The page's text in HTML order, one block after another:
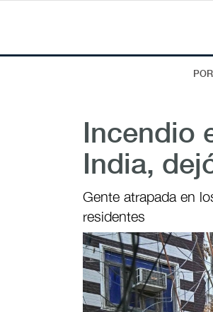
Incendio
India,
Gente atrapada en
residentes